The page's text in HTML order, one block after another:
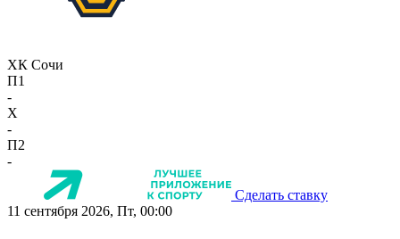
ХК Сочи
П1
-
X
-
П2
-
Сделать ставку
11 сентября 2026, Пт, 00:00